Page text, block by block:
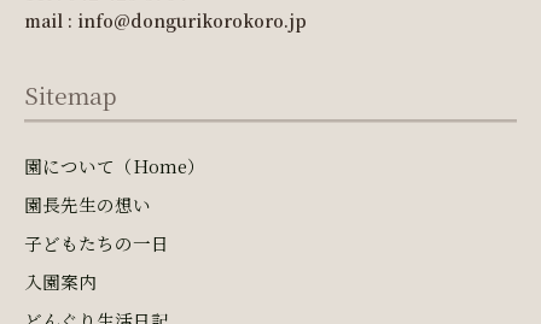
mail : info@dongurikorokoro.jp
Sitemap
園について（Home）
園長先生の想い
子どもたちの一日
入園案内